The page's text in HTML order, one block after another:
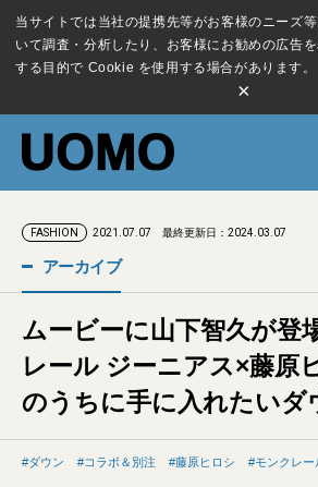
当サイトでは当社の提携先等がお客様のニーズ
いて調査・分析したり、お客様にお勧めの広告
する目的で Cookie を使用する場合があります。
×
FASHION 2021.07.07 最終更新日：2024.03.07
アーカイブ
ムービーに山下智久が登
レール ジーニアス×藤原
のうちに手に入れたいダ
ダウン コラボ＆別注 藤原ヒロシ モンクレー